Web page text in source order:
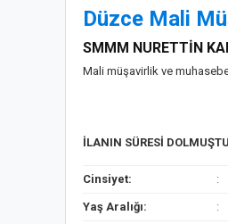
Düzce Mali
SMMM NURETTİN
Mali müşavirlik ve
İLANIN SÜRESİ
Cinsiyet:
Yaş Aralığı: